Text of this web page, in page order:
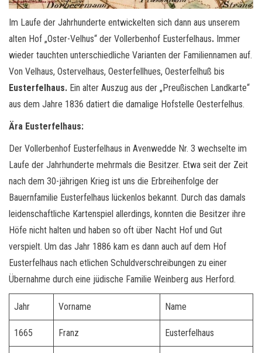
Im Laufe der Jahrhunderte entwickelten sich dann aus unserem
alten Hof „Oster-Velhus“ der Vollerbenhof Eusterfelhaus. Immer
wieder tauchten unterschiedliche Varianten der Familiennamen auf.
Von Velhaus, Ostervelhaus, Oesterfellhues, Oesterfelhuß bis
Eusterfelhaus. Ein alter Auszug aus der „Preußischen Landkarte“
aus dem Jahre 1836 datiert die damalige Hofstelle Oesterfelhus.
Ära Eusterfelhaus:
Der Vollerbenhof Eusterfelhaus in Avenwedde Nr. 3 wechselte im
Laufe der Jahrhunderte mehrmals die Besitzer. Etwa seit der Zeit
nach dem 30-jährigen Krieg ist uns die Erbreihenfolge der
Bauernfamilie Eusterfelhaus lückenlos bekannt. Durch das damals
leidenschaftliche Kartenspiel allerdings, konnten die Besitzer ihre
Höfe nicht halten und haben so oft über Nacht Hof und Gut
verspielt. Um das Jahr 1886 kam es dann auch auf dem Hof
Eusterfelhaus nach etlichen Schuldverschreibungen zu einer
Übernahme durch eine jüdische Familie Weinberg aus Herford.
Jahr Vorname Name
1665 Franz Eusterfelhaus